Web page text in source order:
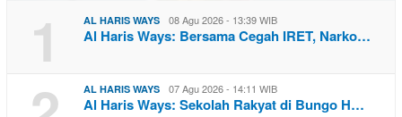
1 AL HARIS WAYS 08 Agu 2026 - 13:39 WIB
Al Haris Ways: Bersama Cegah IRET, Narko…
AL HARIS WAYS 07 Agu 2026 - 14:11 WIB
Al Haris Ways: Sekolah Rakyat di Bungo H…